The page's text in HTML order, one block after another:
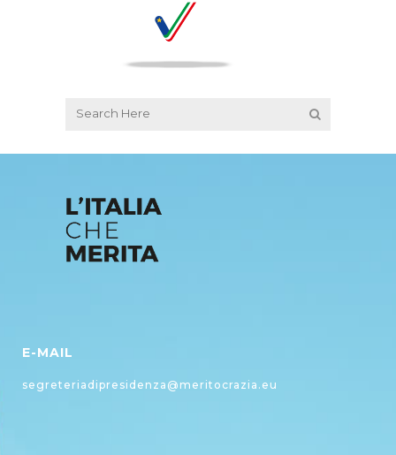
E-MAIL
segreteriadipresidenza@meritocrazia.eu